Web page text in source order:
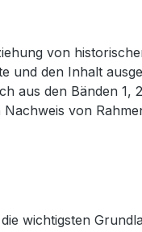
von
den Inhalt
aus den Bänden 1,
von
wichtigsten